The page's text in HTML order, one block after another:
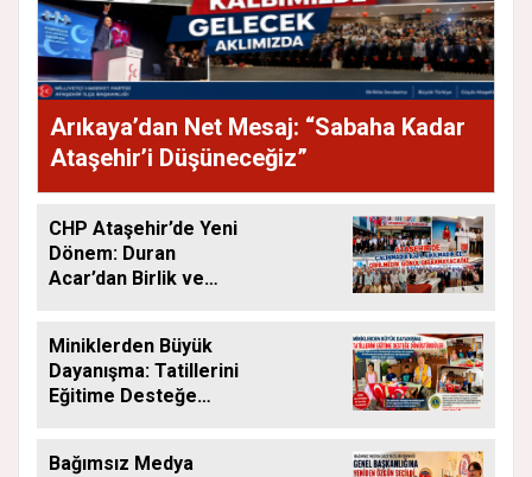
Arıkaya’dan Net Mesaj: “Sabaha Kadar
Ataşehir’i Düşüneceğiz”
CHP Ataşehir’de Yeni
Dönem: Duran
Acar’dan Birlik ve
Miniklerden Büyük
Dayanışma: Tatillerini
Eğitime Desteğe
Bağımsız Medya